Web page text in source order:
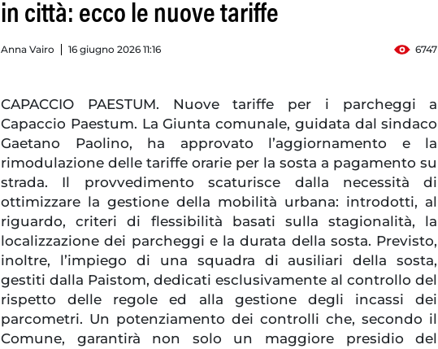
in città: ecco le nuove tariffe
Anna Vairo 16 giugno 2026 11:16 6747
CAPACCIO PAESTUM. Nuove tariffe per i parcheggi a
Capaccio Paestum. La Giunta comunale, guidata dal sindaco
Gaetano Paolino, ha approvato l’aggiornamento e la
rimodulazione delle tariffe orarie per la sosta a pagamento su
strada. Il provvedimento scaturisce dalla necessità di
ottimizzare la gestione della mobilità urbana: introdotti, al
riguardo, criteri di flessibilità basati sulla stagionalità, la
localizzazione dei parcheggi e la durata della sosta. Previsto,
inoltre, l’impiego di una squadra di ausiliari della sosta,
gestiti dalla Paistom, dedicati esclusivamente al controllo del
rispetto delle regole ed alla gestione degli incassi dei
parcometri. Un potenziamento dei controlli che, secondo il
Comune, garantirà non solo un maggiore presidio del